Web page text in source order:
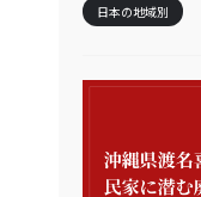
日本の地域別